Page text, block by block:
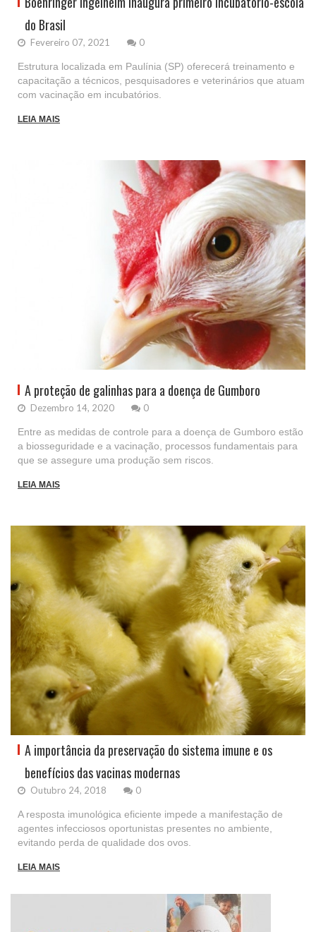
do Brasil
Fevereiro 07, 2021 0
Estrutura localizada em Paulínia (SP) oferecerá treinamento e
capacitação a técnicos, pesquisadores e veterinários que atuam
com vacinação em incubatórios.
LEIA MAIS
A proteção de galinhas para a doença de Gumboro
Dezembro 14, 2020 0
Entre as medidas de controle para a doença de Gumboro estão
a biosseguridade e a vacinação, processos fundamentais para
que se assegure uma produção sem riscos.
LEIA MAIS
A importância da preservação do sistema imune e os
benefícios das vacinas modernas
Outubro 24, 2018 0
A resposta imunológica eficiente impede a manifestação de
agentes infecciosos oportunistas presentes no ambiente,
evitando perda de qualidade dos ovos.
LEIA MAIS